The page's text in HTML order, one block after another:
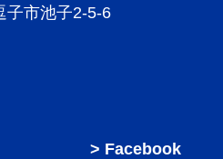
子市池子2-5-6
Facebook